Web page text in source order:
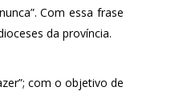
Com essa frase
da província.
com o objetivo de